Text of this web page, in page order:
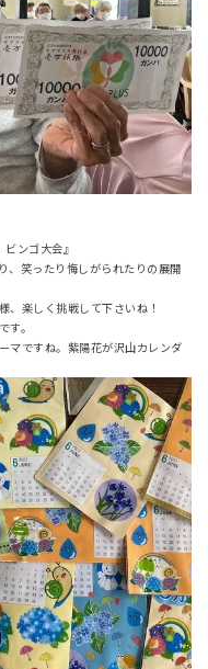
ンゴ大会』
、笑ったり悔しがられたりの展開
、楽しく挑戦して下さいね！
す。
マですね。紫陽花が沢山カレンダ